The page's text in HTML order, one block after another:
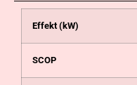
Effekt (kW)
SCOP